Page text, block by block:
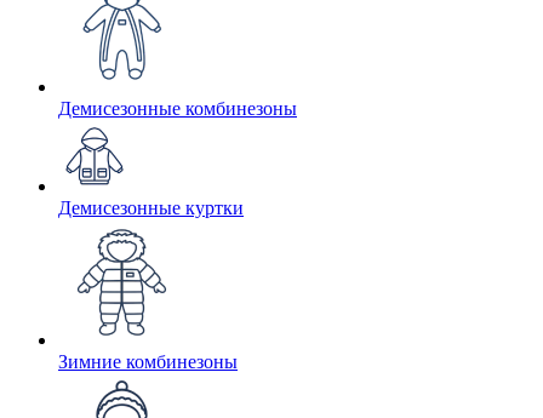
Демисезонные комбинезоны
Демисезонные куртки
Зимние комбинезоны